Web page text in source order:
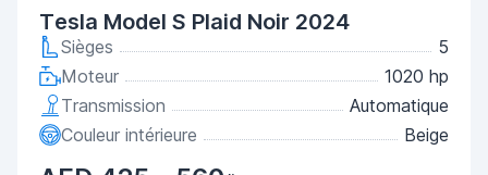
Tesla Model S Plaid Noir 2024
Sièges
5
Moteur
1020 hp
Transmission
Automatique
Couleur intérieure
Beige